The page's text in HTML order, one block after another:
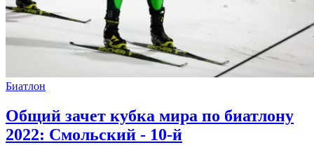
Биатлон
Общий зачет кубка мира по биатлону
2022: Смольский - 10-й